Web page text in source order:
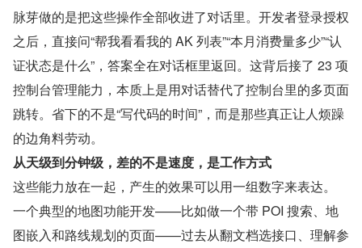
脉芽做的是把这些操作全部收进了对话里。开发者登录授权
之后，直接问“帮我看看我的 AK 列表”“本月消费量多少”“认
证状态是什么”，答案全在对话框里返回。这背后接了 23 项
控制台管理能力，本质上是用对话替代了控制台里的多页面
跳转。省下的不是“写代码的时间”，而是那些真正让人烦躁
的边角料劳动。
从天级到分钟级，差的不是速度，是工作方式
这些能力放在一起，产生的效果可以用一组数字来表达。
一个典型的地图功能开发——比如做一个带 POI 搜索、地
图嵌入和路线规划的页面——过去从翻文档选接口、理解参